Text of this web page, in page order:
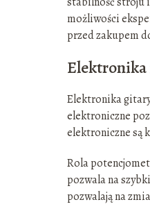
możliwości
przed zakupem
Elektronika
Elektronika
elektroniczne
elektroniczne są
Rola
pozwala na
pozwalają na